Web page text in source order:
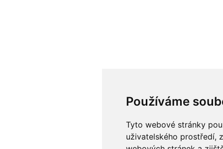
Používáme
Tyto webové stránky
uživatelského prostředí,